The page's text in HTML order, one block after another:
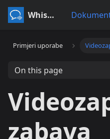
Whisperr
Primjeri uporabe
On this page
zabava